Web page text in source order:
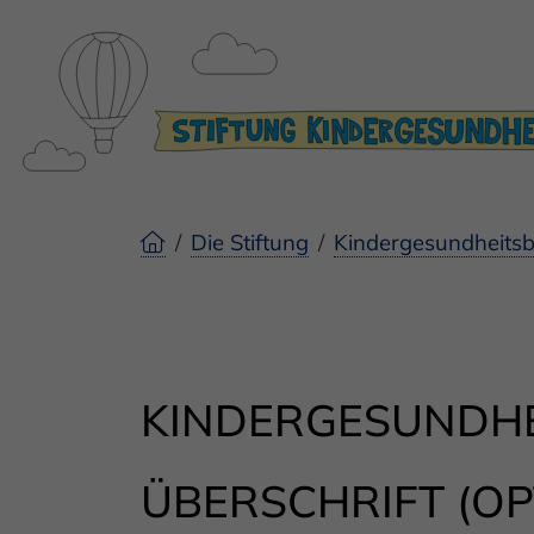
Die Stiftung
ÜBERSCHRIFT